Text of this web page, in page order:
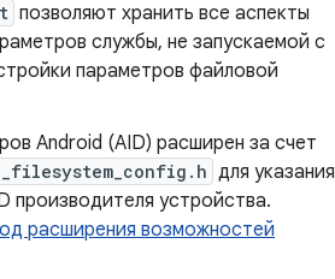
позволяют хранить все аспекты
службы, не запускаемой с
параметров файловой
Android (AID) расширен за счет
для указания
производителя устройства.
расширения возможностей